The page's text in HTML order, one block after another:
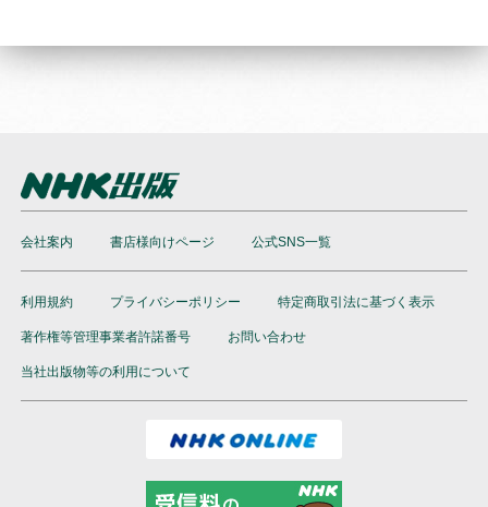
会社案内 書店様向けページ 公式SNS一覧
利用規約 プライバシーポリシー 特定商取引法に基づく表示
著作権等管理事業者許諾番号 お問い合わせ
当社出版物等の利用について